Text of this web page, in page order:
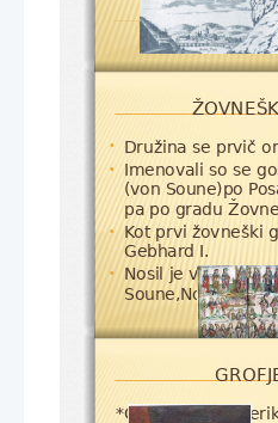
• Družina se prvič
•
Imenovali so se
(von Soune)po
pa po gradu
•
Kot prvi žovneški
Gebhard I.
•
Nosil je vzdevek
Soune,Nobilis de
*Celjski grof Friderik